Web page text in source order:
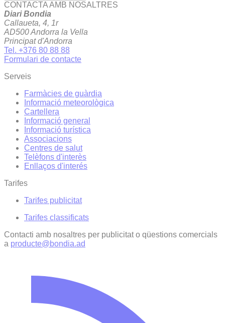
CONTACTA AMB NOSALTRES
Diari Bondia
Callaueta, 4, 1r
AD500 Andorra la Vella
Principat d'Andorra
Tel. +376 80 88 88
Formulari de contacte
Serveis
Farmàcies de guàrdia
Informació meteorològica
Cartellera
Informació general
Informació turística
Associacions
Centres de salut
Telèfons d'interès
Enllaços d'interés
Tarifes
Tarifes publicitat
Tarifes classificats
Contacti amb nosaltres per publicitat o qüestions comercials
a producte@bondia.ad